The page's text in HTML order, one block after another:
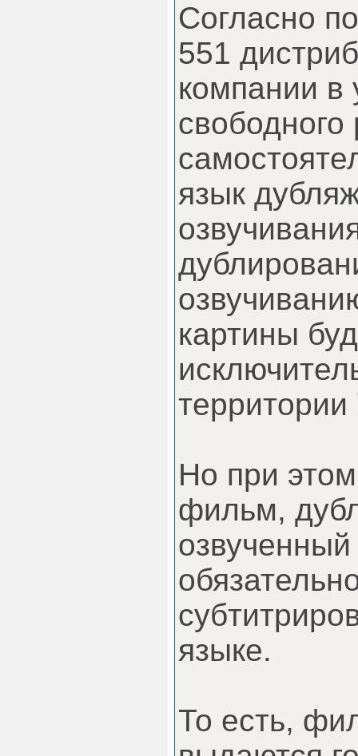
Согласно
551
компании в
свободного
язык
картины
Но при
фильм,
языке.
То есть,